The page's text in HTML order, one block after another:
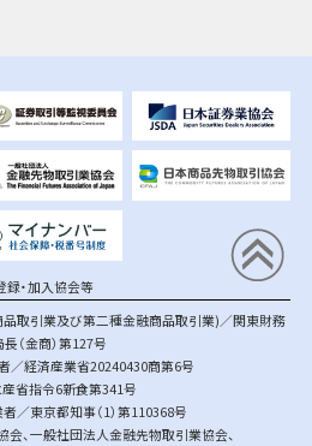
録・加入協会等
取引業及び第二種金融商品取引業)／関東財務
長（金商）第127号
／経済産業省20240430商第6号
省指令6新食第341号
／東京都知事（1）第110368号
会、 一般社団法人金融先物取引業協会、